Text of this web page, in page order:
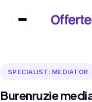
SPECIALIST: MEDIATOR
Burenruzie